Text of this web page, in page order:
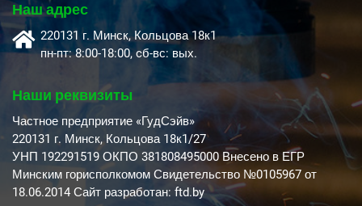
Наш адрес
220131 г. Минск, Кольцова 18к1
пн-пт: 8:00-18:00, cб-вс: вых.
Наши реквизиты
Частное предприятие «ГудСэйв»
220131 г. Минск, Кольцова 18к1/27
УНП 192291519 ОКПО 381808495000 Внесено в ЕГР
Минским горисполкомом Свидетельство №0105967 от
18.06.2014 Сайт разработан: ftd.by